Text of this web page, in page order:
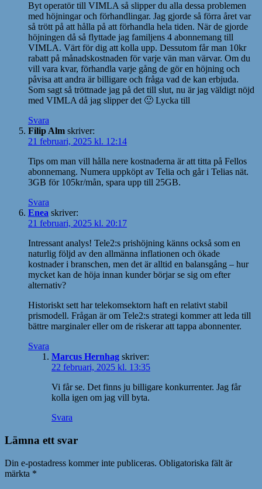
Byt operatör till VIMLA så slipper du alla dessa problemen
med höjningar och förhandlingar. Jag gjorde så förra året var
så trött på att hålla på att förhandla hela tiden. När de gjorde
höjningen då så flyttade jag familjens 4 abonnemang till
VIMLA. Värt för dig att kolla upp. Dessutom får man 10kr
rabatt på månadskostnaden för varje vän man värvar. Om du
vill vara kvar, förhandla varje gång de gör en höjning och
påvisa att andra är billigare och fråga vad de kan erbjuda.
Som sagt så tröttnade jag på det till slut, nu är jag väldigt nöjd
med VIMLA då jag slipper det 🙂 Lycka till
Svara
Filip Alm skriver:
21 februari, 2025 kl. 12:14
Tips om man vill hålla nere kostnaderna är att titta på Fellos
abonnemang. Numera uppköpt av Telia och går i Telias nät.
3GB för 105kr/mån, spara upp till 25GB.
Svara
Enea skriver:
21 februari, 2025 kl. 20:17
Intressant analys! Tele2:s prishöjning känns också som en
naturlig följd av den allmänna inflationen och ökade
kostnader i branschen, men det är alltid en balansgång – hur
mycket kan de höja innan kunder börjar se sig om efter
alternativ?
Historiskt sett har telekomsektorn haft en relativt stabil
prismodell. Frågan är om Tele2:s strategi kommer att leda till
bättre marginaler eller om de riskerar att tappa abonnenter.
Svara
Marcus Hernhag skriver:
22 februari, 2025 kl. 13:35
Vi får se. Det finns ju billigare konkurrenter. Jag får
kolla igen om jag vill byta.
Svara
Lämna ett svar
Din e-postadress kommer inte publiceras. Obligatoriska fält är
märkta *